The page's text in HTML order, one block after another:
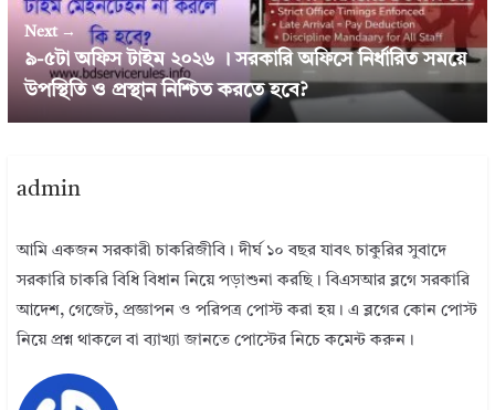
Next →
৯-৫টা অফিস টাইম ২০২৬ । সরকারি অফিসে নির্ধারিত সময়ে
উপস্থিতি ও প্রস্থান নিশ্চিত করতে হবে?
admin
আমি একজন সরকারী চাকরিজীবি। দীর্ঘ ১০ বছর যাবৎ চাকুরির সুবাদে
সরকারি চাকরি বিধি বিধান নিয়ে পড়াশুনা করছি। বিএসআর ব্লগে সরকারি
আদেশ, গেজেট, প্রজ্ঞাপন ও পরিপত্র পোস্ট করা হয়। এ ব্লগের কোন পোস্ট
নিয়ে প্রশ্ন থাকলে বা ব্যাখ্যা জানতে পোস্টের নিচে কমেন্ট করুন।